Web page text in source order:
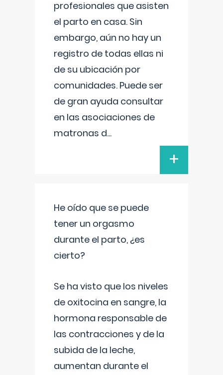
profesionales que asisten
el parto en casa. Sin
embargo, aún no hay un
registro de todas ellas ni
de su ubicación por
comunidades. Puede ser
de gran ayuda consultar
en las asociaciones de
matronas d...
+
He oído que se puede
tener un orgasmo
durante el parto, ¿es
cierto?
Se ha visto que los niveles
de oxitocina en sangre, la
hormona responsable de
las contracciones y de la
subida de la leche,
aumentan durante el